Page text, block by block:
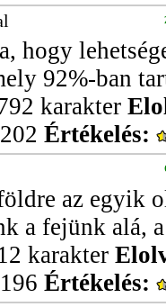
hogy
92%-ban
karakter
202 Értékelés:
az egyik
a fejünk alá,
karakter
196 Értékelés: